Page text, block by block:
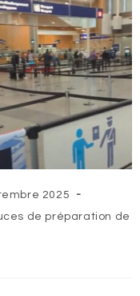
2025
de préparation de